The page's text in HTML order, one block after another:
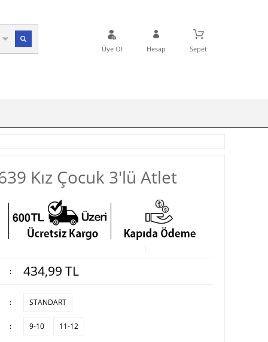
Sepet
Hesap
Üye Ol
Kız Çocuk 3'lü Atlet
: 434,99 TL
: STANDART
: 9-10 11-12